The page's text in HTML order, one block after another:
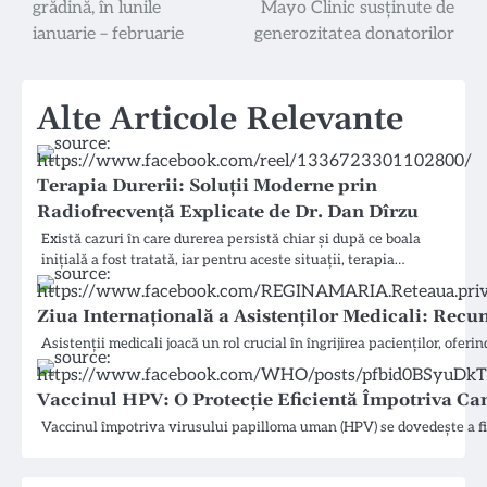
în
grădină, în lunile
ianuarie – februarie
Mayo Clinic susținute de
generozitatea donatorilor
Alte Articole Relevante
Terapia Durerii: Soluții Moderne prin
Radiofrecvență Explicate de Dr. Dan Dîrzu
Există cazuri în care durerea persistă chiar și după ce boala
inițială a fost tratată, iar pentru aceste situații, terapia…
Ziua Internațională a Asistenților Medicali:
Asistenții medicali joacă un rol crucial în îngrijirea pacienților,
Vaccinul HPV: O Protecție Eficientă Împotriva
Vaccinul împotriva virusului papilloma uman (HPV) se dovedește